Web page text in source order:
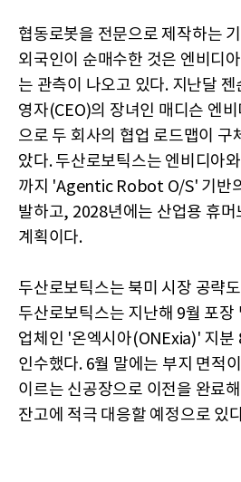
협동로봇을 전문으로 제작하는
외국인이 순매수한 것은 엔비디
는 관측이 나오고 있다. 지난달
영자(CEO)의 장녀인 매디슨 엔
으로 두 회사의 협업 로드맵이 구
았다. 두산로보틱스는 엔비디아
까지 'Agentic Robot O/S' 기반
발하고, 2028년에는 산업용 휴
계획이다.
두산로보틱스는 북미 시장 공략
두산로보틱스는 지난해 9월 포장
업체인 '온엑시아(ONExia)' 지분
인수했다. 6월 말에는 부지 면적
이르는 신공장으로 이전을 완료
잔고에 적극 대응할 예정으로 있